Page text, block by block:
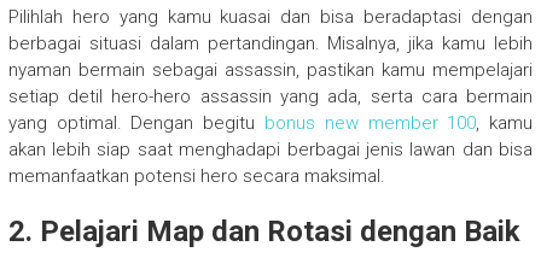
Pilihlah hero yang kamu kuasai dan bisa beradaptasi dengan
berbagai situasi dalam pertandingan. Misalnya, jika kamu lebih
nyaman bermain sebagai assassin, pastikan kamu mempelajari
setiap detil hero-hero assassin yang ada, serta cara bermain
yang optimal. Dengan begitu bonus new member 100, kamu
akan lebih siap saat menghadapi berbagai jenis lawan dan bisa
memanfaatkan potensi hero secara maksimal.
2. Pelajari Map dan Rotasi dengan Baik